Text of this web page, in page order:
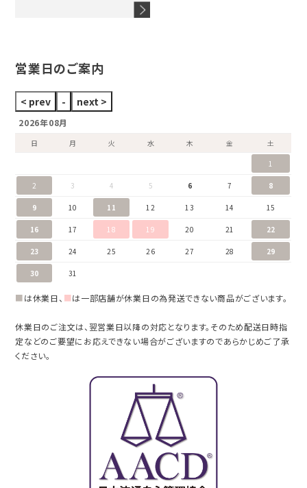
営業日のご案内
2026年08月
日 月 火 水 木 金
土
1
2 3 4 5 6 7 8
9 10 11 12 13 14 15
16 17 18 19 20 21 22
23 24 25 26 27 28 29
30 31
■は休業日、 ■は一部店舗が休業日の為発送できない商品がございます。
休業日のご注文は、翌営業日以降の対応となります。そのため配送日時指
定などのご要望にお応えできない場合がございますのであらかじめご了承
ください。